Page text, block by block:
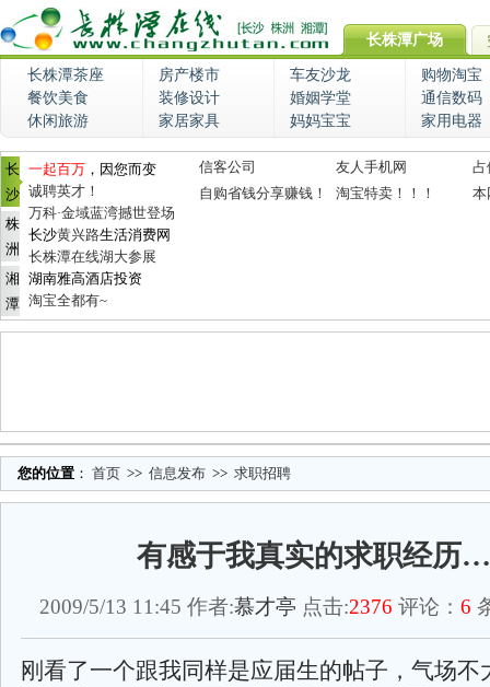
长株潭广场
长株潭茶座 房产楼市 车友沙龙
购物淘宝
餐饮美食
装修设计 婚姻学堂
通信数码
休闲旅游
家居家具 妈妈宝宝 家用电器
长
沙
株
洲
湘
潭
一起百万 ，因您而变
诚聘英才！
万科·金域蓝湾撼世登场
长沙黄兴路生活消费网
长株潭在线湖大参展
湖南雅高酒店投资
淘宝全都有~
信客公司 友人手机网
占
自购省钱分享赚钱！
淘宝特卖！！！ 本
您的位置 ： 首页 >> 信息发布 >> 求职招聘
有感于我真实的求职经
2009/5/13 11:45 作者:慕才亭 点击:2376 评论： 6
刚看了一个跟我同样是应届生的帖子，气场